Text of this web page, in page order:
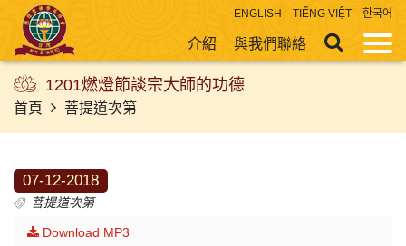
ENGLISH TIẾNG VIỆT 한국어
介紹 與我們聯絡
1201燃燈節談宗大師的功德
首頁 菩提道次第
07-12-2018
菩提道次第
Download MP3